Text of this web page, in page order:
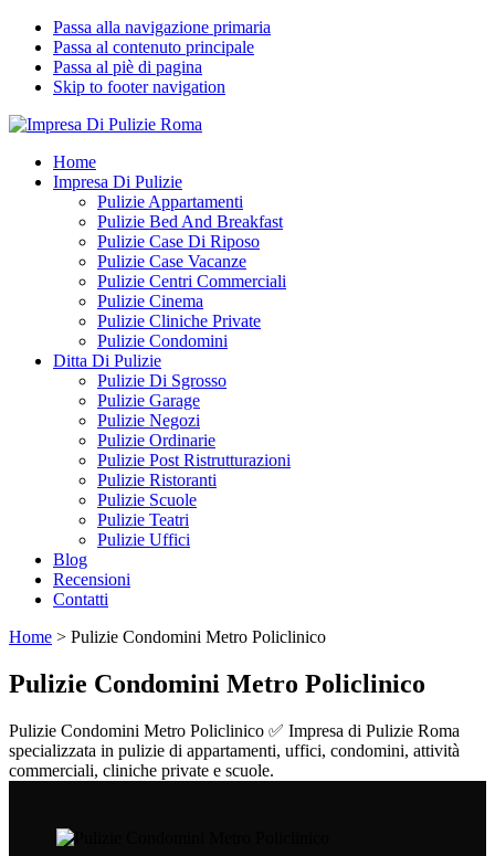
Passa alla navigazione primaria
Passa al contenuto principale
Passa al piè di pagina
Skip to footer navigation
Impresa Di Pulizie Roma
✅ Abitazioni e Attività Commerciali
Home
Impresa Di Pulizie
Pulizie Appartamenti
Pulizie Bed And Breakfast
Pulizie Case Di Riposo
Pulizie Case Vacanze
Pulizie Centri Commerciali
Pulizie Cinema
Pulizie Cliniche Private
Pulizie Condomini
Ditta Di Pulizie
Pulizie Di Sgrosso
Pulizie Garage
Pulizie Negozi
Pulizie Ordinarie
Pulizie Post Ristrutturazioni
Pulizie Ristoranti
Pulizie Scuole
Pulizie Teatri
Pulizie Uffici
Blog
Recensioni
Contatti
Home > Pulizie Condomini Metro Policlinico
Pulizie Condomini Metro Policlinico
Pulizie Condomini Metro Policlinico ✅ Impresa di Pulizie Roma
specializzata in pulizie di appartamenti, uffici, condomini, attività
commerciali, cliniche private e scuole.